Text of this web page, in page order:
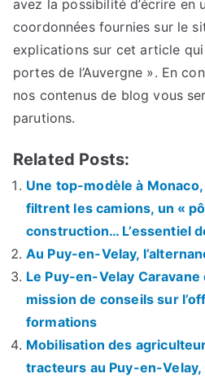
avez la possibilité d’écrire en
coordonnées fournies sur le
explications sur cet article
portes de l’Auvergne ». En
nos contenus de blog vous
parutions.
Related Posts:
Une top-modèle à
filtrent les camions, un «
construction… L’essentiel
Au Puy-en-Velay,
Le Puy-en-Velay Caravane
mission de conseils sur
formations
Mobilisation des
tracteurs au Puy-en-